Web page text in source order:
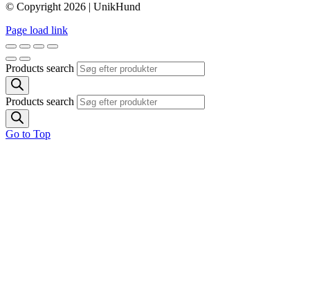
© Copyright 2026 | UnikHund
Page load link
Products search
Products search
Go to Top